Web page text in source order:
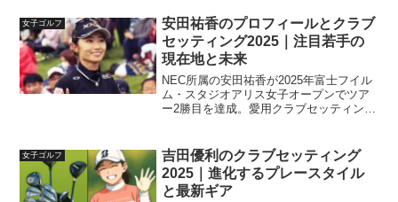
ある。オリンピック出場や育った環境に
もスポットを当てる。
女子ゴルフ
安田祐香のプロフィールとクラブ
セッティング2025｜注目若手の
現在地と未来
NEC所属の安田祐香が2025年富士フイル
ム・スタジオアリス女子オープンでツア
ー2勝目を達成。愛用クラブセッティング
女子ゴルフ
吉田優利のクラブセッティング
2025｜進化するプレースタイル
と最新ギア